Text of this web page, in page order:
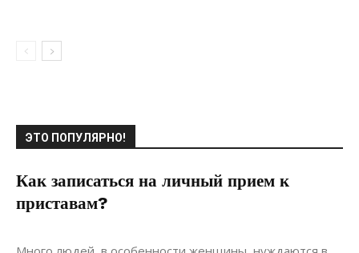
ЭТО ПОПУЛЯРНО!
Как записаться на личный прием к
приставам?
24.07.2021